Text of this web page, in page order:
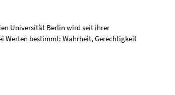
Universität Berlin wird seit ihrer
Werten bestimmt: Wahrheit, Gerechtigkeit